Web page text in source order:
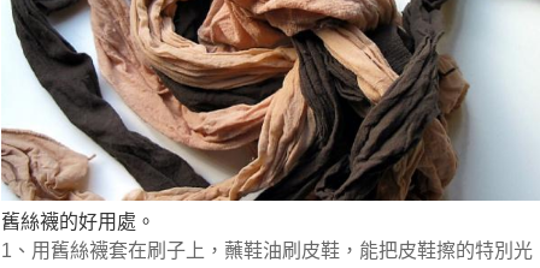
舊絲襪的好用處。
1、用舊絲襪套在刷子上，蘸鞋油刷皮鞋，能把皮鞋擦的特別光